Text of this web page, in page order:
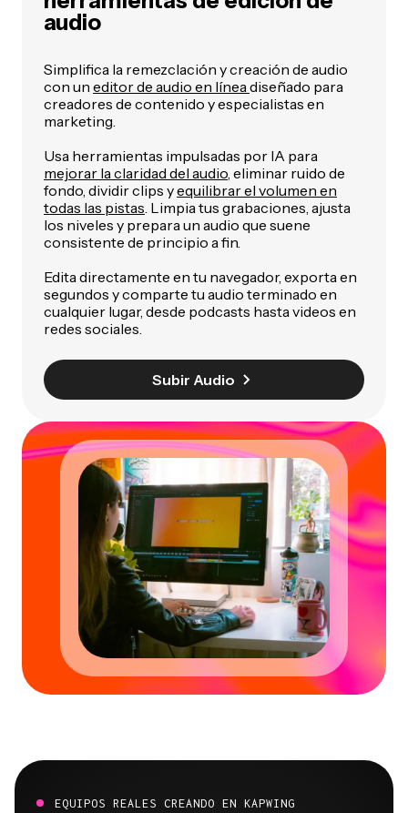
audio
Simplifica la remezclación y creación de audio
con un editor de audio en línea diseñado para
creadores de contenido y especialistas en
marketing.
Usa herramientas impulsadas por IA para
mejorar la claridad del audio , eliminar ruido de
fondo, dividir clips yequilibrar el volumen en
todas las pistas . Limpia tus grabaciones, ajusta
los niveles y prepara un audio que suene
consistente de principio a fin.
Edita directamente en tu navegador, exporta en
segundos y comparte tu audio terminado en
cualquier lugar, desde podcasts hasta videos en
redes sociales.
Subir Audio
EQUIPOS REALES CREANDO EN KAPWING